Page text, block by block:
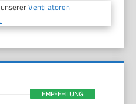
unsererVentilatoren
EMPFEHLUNG